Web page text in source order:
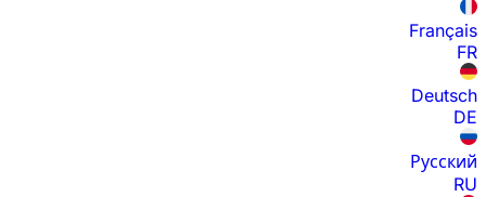
Français
FR
Deutsch
DE
Русский
RU